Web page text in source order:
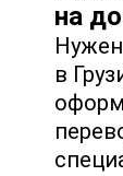
на
в